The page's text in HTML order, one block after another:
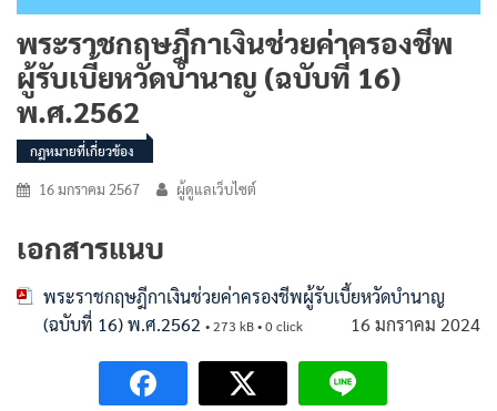
พระราชกฤษฎีกาเงินช่วยค่าครองชีพ
ผู้รับเบี้ยหวัดบำนาญ (ฉบับที่ 16)
พ.ศ.2562
กฎหมายที่เกี่ยวข้อง
16 มกราคม 2567 ผู้ดูแลเว็บไซต์
เอกสารแนบ
พระราชกฤษฎีกาเงินช่วยค่าครองชีพผู้รับเบี้ยหวัดบำนาญ
(ฉบับที่ 16) พ.ศ.2562 • 273 kB • 0 click 16 มกราคม 2024